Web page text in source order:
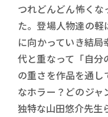
つれどんどん怖く
た。登場人物達の
に向かっていき結
代と重なって「自分
の重さを作品を通し
なホラー？どのジャ
独特な山田悠介先生